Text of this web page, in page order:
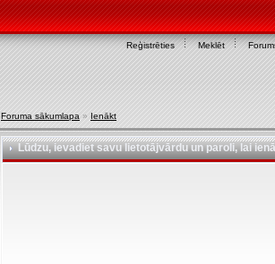
Reģistrēties Meklēt
Foruma sākumlapa » Ienākt
Lūdzu, ievadiet savu lietotājvārdu un paroli, lai